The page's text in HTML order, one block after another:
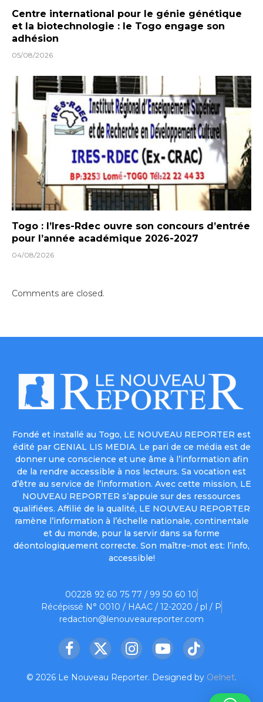
Centre international pour le génie génétique
et la biotechnologie : le Togo engage son
adhésion
05/08/2026
Togo : l’Ires-Rdec ouvre son concours d’entrée
pour l’année académique 2026-2027
04/08/2026
Comments are closed.
Fondé et installé au Togo, LE NOUVEAU REPORTER est
édité par GENIAL LIS MEDIA. Le pari de ce média est de
donner une conscience et une âme à l’information afin
de la rendre accessible à nos lecteurs. Sa vocation est
d’être au service de l’information. Avec cette mission, LE
NOUVEAU REPORTER s’appuie sur des ressources
qualifiées. Affilié de la qualité, LE NOUVEAU REPORTER
ramène l’information à l’échelle nationale, continentale
et du monde, pour la servir dans sa forme
déontologiquement correcte. Son maître-mot est: l’info,
accessible!
00228 92 60 75 77 / 99 50 60 10
Récépissé N° 0010 / HAAC / 12-2020 / pl / P
redaction@lenouveaureporter.com
Facebook
X
InstagramYouTubeTikTok
© 2026 Le Nouveau Reporter. Designed by Oelnet.